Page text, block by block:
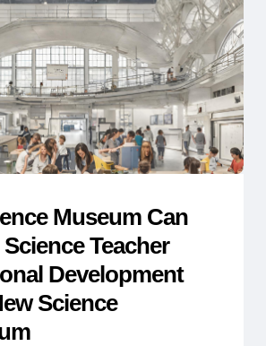
Museum Can
Teacher
Development
Science